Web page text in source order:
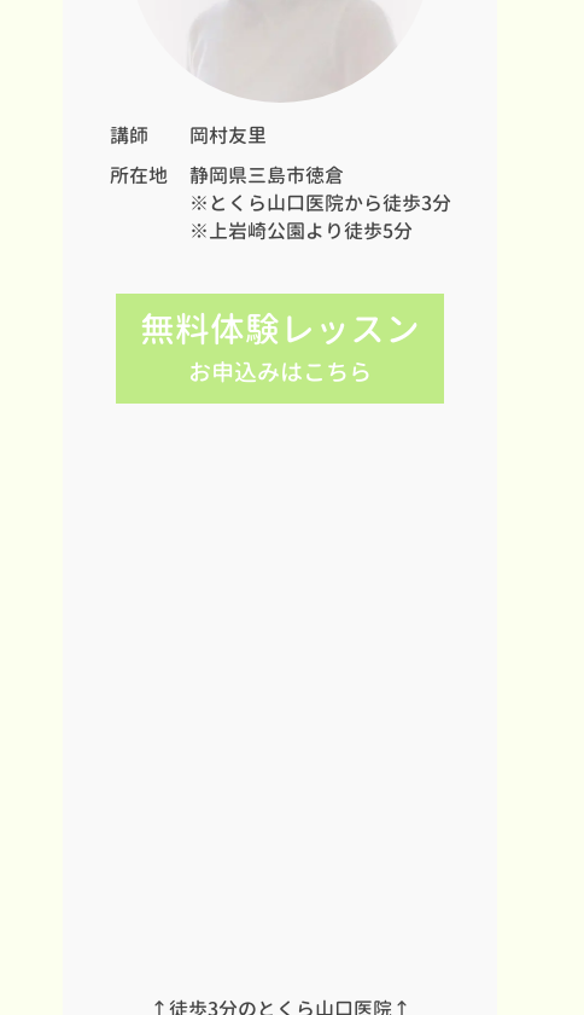
講師
岡村友里
所在地
静岡県三島市徳倉
※とくら山口医院から徒歩3分
※上岩崎公園より徒歩5分
無料体験レッスン
お申込みはこちら
↑徒歩3分のとくら山口医院↑